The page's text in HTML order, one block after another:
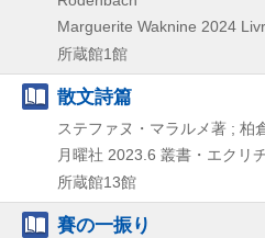
Marguerite Waknine 2024
所蔵館1館
散文詩篇
ステファヌ・マラルメ著 ; 柏
月曜社 2023.6 叢書・エクリ
所蔵館13館
賽の一振り